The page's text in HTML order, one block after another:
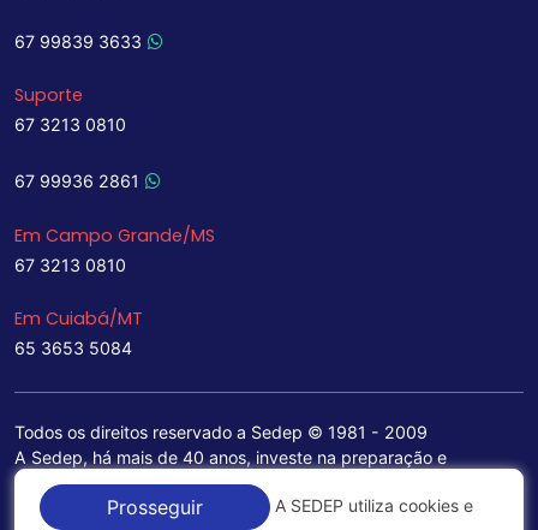
67 99839 3633
Suporte
67 3213 0810
67 99936 2861
Em Campo Grande/MS
67 3213 0810
Em Cuiabá/MT
65 3653 5084
Todos os direitos reservado a Sedep © 1981 - 2009
A Sedep, há mais de 40 anos, investe na preparação e
treinamento de funcionários e na aquisição de tecnologia de
ponta para a ampliação de seu portfólio de serviços voltados
Prosseguir A SEDEP utiliza cookies e